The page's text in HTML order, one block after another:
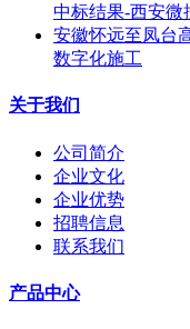
中标结果-西安微
安徽怀远至凤台
数字化施工
关于我们
公司简介
企业文化
企业优势
招聘信息
联系我们
产品中心